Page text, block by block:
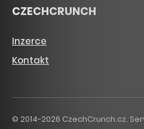
CZECHCRUNCH
Inzerce
Kontakt
© 2014-2026 CzechCrunch.cz.